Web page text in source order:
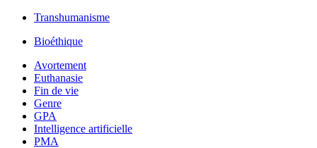
Transhumanisme
Bioéthique
Avortement
Euthanasie
Fin de vie
Genre
GPA
Intelligence artificielle
PMA